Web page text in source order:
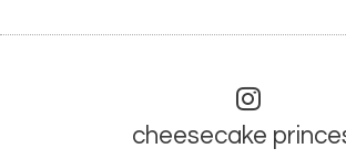
cheesecake